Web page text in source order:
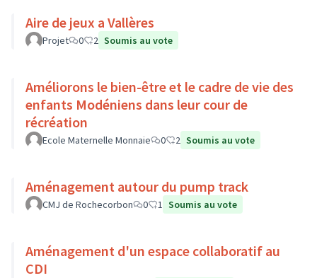
Aire de jeux a Vallères
Projet 0 2 Soumis au vote
Améliorons le bien-être et le cadre de vie des
enfants Modéniens dans leur cour de
récréation
Ecole Maternelle Monnaie 0 2 Soumis au vote
Aménagement autour du pump track
CMJ de Rochecorbon 0 1 Soumis au vote
Aménagement d'un espace collaboratif au
CDI